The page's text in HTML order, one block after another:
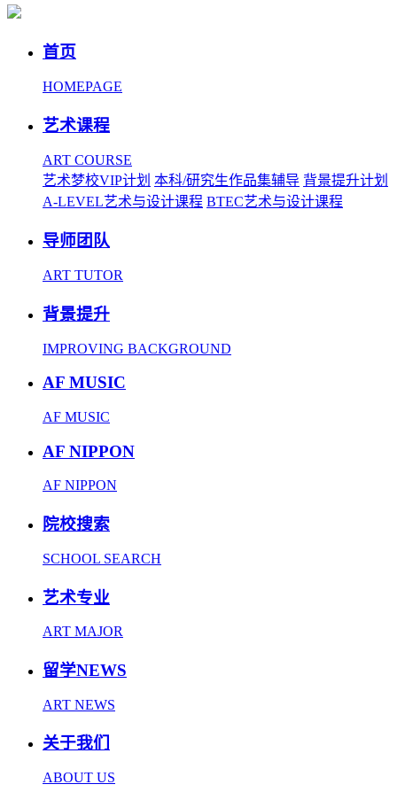
首页
HOMEPAGE
艺术课程
ART COURSE
艺术梦校VIP计划 本科/研究生作品集辅导 背景提升计划
A-LEVEL艺术与设计课程 BTEC艺术与设计课程
导师团队
ART TUTOR
背景提升
IMPROVING BACKGROUND
AF MUSIC
AF MUSIC
AF NIPPON
AF NIPPON
院校搜索
SCHOOL SEARCH
艺术专业
ART MAJOR
留学NEWS
ART NEWS
关于我们
ABOUT US